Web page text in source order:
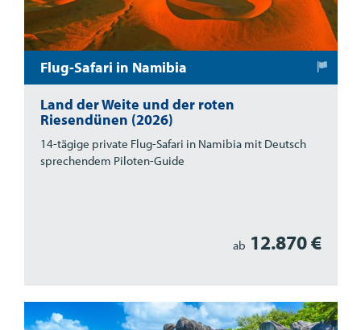
Flug-Safari in Namibia
Land der Weite und der roten
Riesendünen (2026)
14-tägige private Flug-Safari in Namibia mit Deutsch
sprechendem Piloten-Guide
ab 12.870 €